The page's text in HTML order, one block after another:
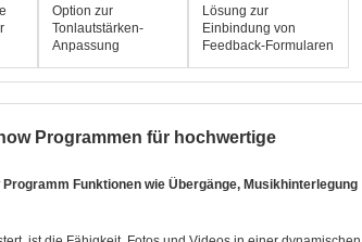
Option zur
Tonlautstärken-
Anpassung
Lösung zur
Einbindung von
Feedback-Formularen
Programmen für hochwertige
Funktionen wie Übergänge, Musikhinterlegung